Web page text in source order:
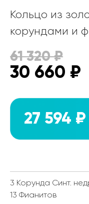
Кольцо из
корундами и
61 320₽
30 660 ₽
27 594 ₽
3 Корунда Синт.
13 Фианитов